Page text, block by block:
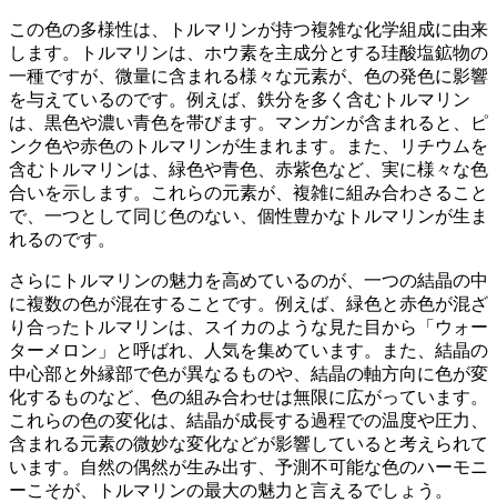
この色の多様性は、トルマリンが持つ複雑な化学組成に由来
します。トルマリンは、ホウ素を主成分とする珪酸塩鉱物の
一種ですが、 微量に含まれる様々な元素が、色の発色に影響
を与えているのです。例えば、鉄分を多く含むトルマリン
は、黒色や濃い青色を帯びます。マンガンが含まれると、ピ
ンク色や赤色のトルマリンが生まれます。また、リチウムを
含むトルマリンは、緑色や青色、赤紫色など、実に様々な色
合いを示します。これらの元素が、複雑に組み合わさること
で、一つとして同じ色のない、個性豊かなトルマリンが生ま
れるのです。
さらにトルマリンの魅力を高めているのが、 一つの結晶の中
に複数の色が混在する ことです。例えば、緑色と赤色が混ざ
り合ったトルマリンは、スイカのような見た目から「ウォー
ターメロン」と呼ばれ、人気を集めています。また、結晶の
中心部と外縁部で色が異なるものや、結晶の軸方向に色が変
化するものなど、色の組み合わせは無限に広がっています。
これらの色の変化は、結晶が成長する過程での温度や圧力、
含まれる元素の微妙な変化などが影響していると考えられて
います。自然の偶然が生み出す、 予測不可能な色のハーモニ
ーこそが、トルマリンの最大の魅力と言えるでしょう。